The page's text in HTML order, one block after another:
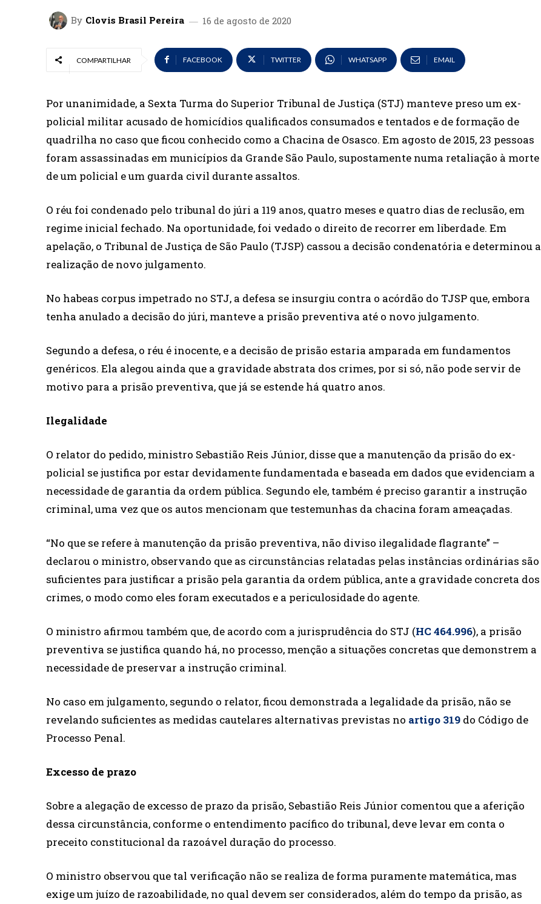
By Clovis Brasil Pereira 16 de agosto de 2020
COMPARTILHAR FACEBOOK TWITTER WHATSAPP EMAIL
​​Por unanimidade, a Sexta Turma do Superior Tribunal de Justiça (STJ) manteve preso um ex-
policial militar acusado de homicídios qualificados consumados e tentados e de formação de
quadrilha no caso que ficou conhecido como a Chacina de Osasco. Em agosto de 2015, 23 pessoas
foram assassinadas em municípios da Grande São Paulo, supostamente numa retaliação à morte
de um policial e um guarda civil durante assaltos.
O réu foi condenado pelo tribunal do júri a 119 anos, quatro meses e quatro dias de reclusão, em
regime inicial fechado. Na oportunidade, foi vedado o direito de recorrer em liberdade. Em
apelação, o Tribunal de Justiça de São Paulo (TJSP) cassou a decisão condenatória e determinou a
realização de novo julgamento.
No habeas corpus impetrado no STJ, a defesa se insurgiu contra o acórdão do TJSP que, embora
tenha anulado a decisão do júri, manteve a prisão preventiva até o novo julgamento.
Segundo a defesa, o réu é inocente, e a decisão de prisão estaria amparada em fundamentos
genéricos. Ela alegou ainda que a gravidade abstrata dos crimes, por si só, não pode servir de
motivo para a prisão preventiva, que já se estende há quatro anos.
Ileg​​alidade
O relator do pedido, ministro Sebastião Reis Júnior, disse que a manutenção da prisão do ex-
policial se justifica por estar devidamente fundamentada e baseada em dados que evidenciam a
necessidade de garantia da ordem pública. Segundo ele, também é preciso garantir a instrução
criminal, uma vez que os autos mencionam que testemunhas da chacina foram ameaçadas.
“No que se refere à manutenção da prisão preventiva, não diviso ilegalidade flagrante” –
declarou o ministro, observando que as circunstâncias relatadas pelas instâncias ordinárias são
suficientes para justificar a prisão pela garantia da ordem pública, ante a gravidade concreta dos
crimes, o modo como eles foram executados e a periculosidade do agente.
O ministro afirmou também que, de acordo com a jurisprudência do STJ (HC 464.996), a prisão
preventiva se justifica quando há, no processo, menção a situações concretas que demonstrem a
necessidade de preservar a instrução criminal.
No caso em julgamento, segundo o relator, ficou demonstrada a legalidade da prisão, não se
revelando suficientes as medidas cautelares alternativas previstas no artig​​o 319 do Código de
Processo Penal.
Excesso de praz​o
Sobre a alegação de excesso de prazo da prisão, Sebastião Reis Júnior comentou que a aferição
dessa circunstância, conforme o entendimento pacífico do tribunal, deve levar em conta o
preceito constitucional da razoável duração do processo.
O ministro observou que tal verificação não se realiza de forma puramente matemática, mas
exige um juízo de razoabilidade, no qual devem ser considerados, além do tempo da prisão, as